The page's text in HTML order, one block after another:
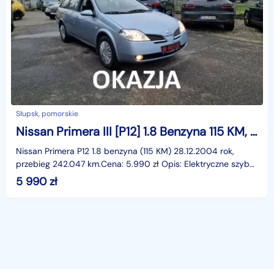
Słupsk, pomorskie
Nissan Primera III [P12] 1.8 Benzyna 115 KM, Klimatyzacja, Kamera Cofania, Dwa Klucze
Nissan Primera P12 1.8 benzyna (115 KM) 28.12.2004 rok,
przebieg 242.047 km.Cena: 5.990 zł Opis: Elektryczne szyby
przód, elektryczne lusterka, wspomaganie kier
5 990zł